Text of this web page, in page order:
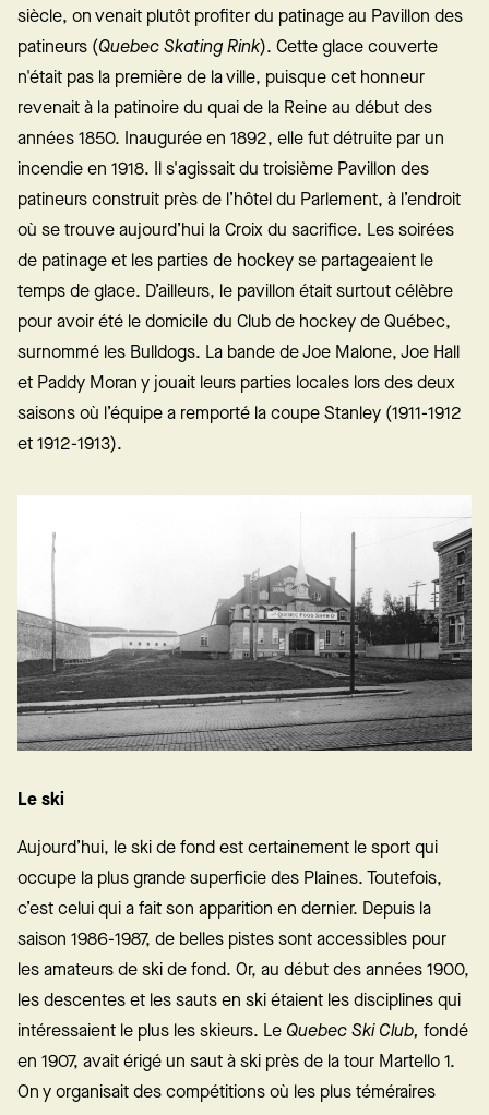
siècle, on venait plutôt profiter du patinage au Pavillon des
patineurs (Quebec Skating Rink). Cette glace couverte
n'était pas la première de la ville, puisque cet honneur
revenait à la patinoire du quai de la Reine au début des
années 1850. Inaugurée en 1892, elle fut détruite par un
incendie en 1918. Il s'agissait du troisième Pavillon des
patineurs construit près de l’hôtel du Parlement, à l’endroit
où se trouve aujourd’hui la Croix du sacrifice. Les soirées
de patinage et les parties de hockey se partageaient le
temps de glace. D’ailleurs, le pavillon était surtout célèbre
pour avoir été le domicile du Club de hockey de Québec,
surnommé les Bulldogs. La bande de Joe Malone, Joe Hall
et Paddy Moran y jouait leurs parties locales lors des deux
saisons où l’équipe a remporté la coupe Stanley (1911-1912
et 1912-1913).
Le ski
Aujourd’hui, le ski de fond est certainement le sport qui
occupe la plus grande superficie des Plaines. Toutefois,
c’est celui qui a fait son apparition en dernier. Depuis la
saison 1986-1987, de belles pistes sont accessibles pour
les amateurs de ski de fond. Or, au début des années 1900,
les descentes et les sauts en ski étaient les disciplines qui
intéressaient le plus les skieurs. Le Quebec Ski Club, fondé
en 1907, avait érigé un saut à ski près de la tour Martello 1.
On y organisait des compétitions où les plus téméraires